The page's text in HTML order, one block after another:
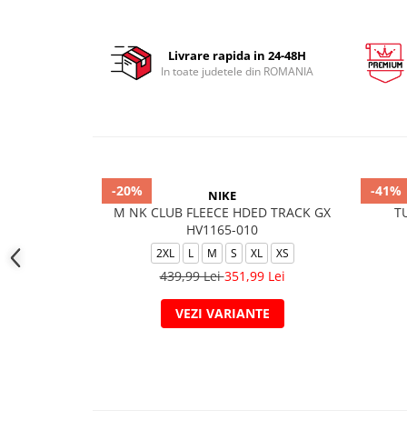
Livrare rapida in 24-48H
In toate judetele din ROMANIA
-20% NIKE
M NK CLUB FLEECE HDED TRACK GX
HV1165-010
2XL L M S XL XS
439,99 Lei351,99 Lei
VEZI VARIANTE
-41%